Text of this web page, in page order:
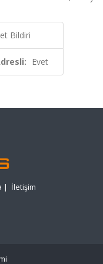
Bildiri
Evet
| İletişim